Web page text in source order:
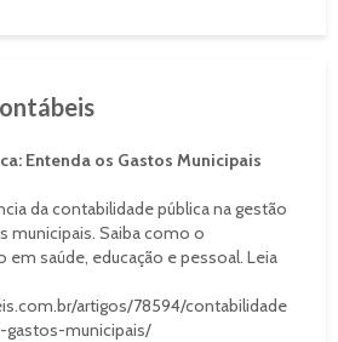
Entenda os Gastos Municipais
da contabilidade pública na gestão
municipais. Saiba como o
saúde, educação e pessoal. Leia
artigos/78594/contabilidade
municipais/